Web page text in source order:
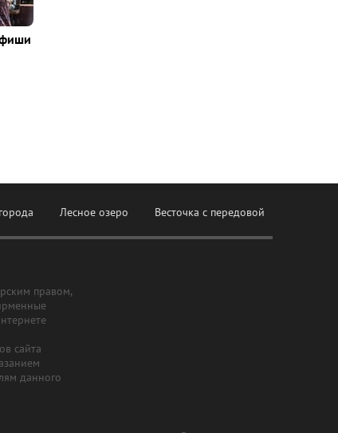
Лесное озеро Весточка с передовой
правом,
сайта
данного